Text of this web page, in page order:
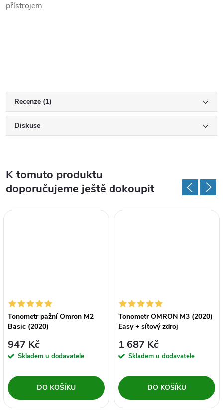
přístrojem.
Recenze (1)
Diskuse
K tomuto produktu
doporučujeme ještě dokoupit
Tonometr pažní Omron M2
Basic (2020)
947 Kč
Skladem u dodavatele
DO KOŠÍKU
Tonometr OMRON M3 (2020)
Easy + síťový zdroj
1 687 Kč
Skladem u dodavatele
DO KOŠÍKU